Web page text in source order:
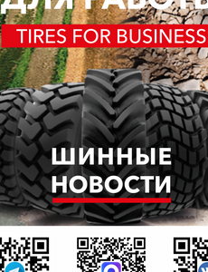
Главная
Компания
Шины BKT
Новости
Статьи